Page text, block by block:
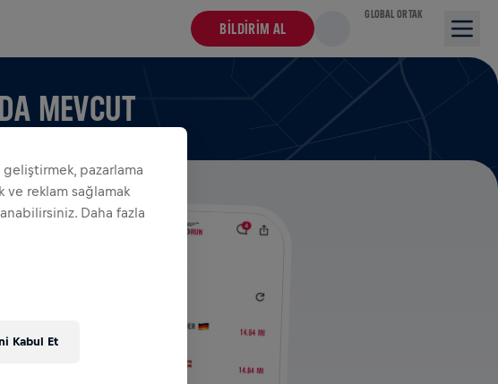
BILDIRIM AL
GLOBAL ORTAK
MEVCUT
pazarlama
ve reklam sağlamak
Daha fazla
Kabul Et